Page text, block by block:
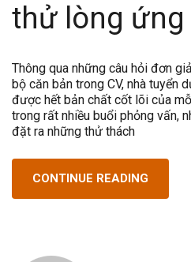
thử lòng ứng
Thông qua những câu hỏi đơn
bộ căn bản trong CV, nhà tuyển
được hết bản chất cốt lõi của
trong rất nhiều buổi phỏng vấn,
đặt ra những thử thách
CONTINUE READING